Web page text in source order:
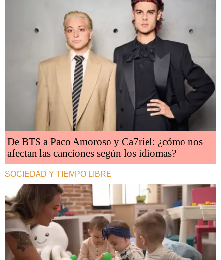
De BTS a Paco Amoroso y Ca7riel: ¿cómo nos
afectan las canciones según los idiomas?
SOCIEDAD Y TIEMPO LIBRE